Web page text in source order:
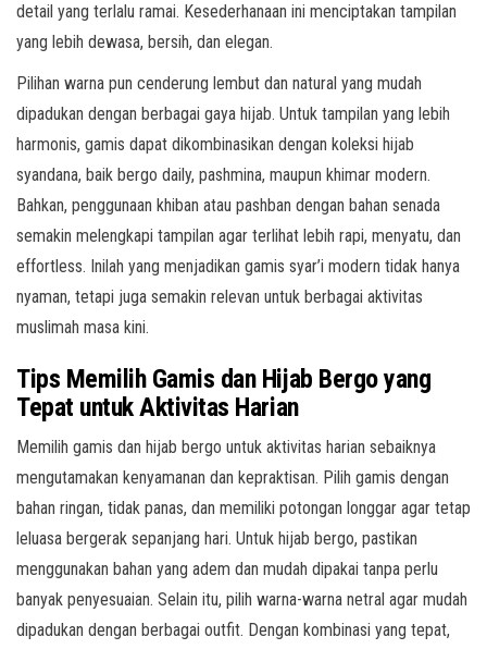
detail yang terlalu ramai. Kesederhanaan ini menciptakan tampilan
yang lebih dewasa, bersih, dan elegan.
Pilihan warna pun cenderung lembut dan natural yang mudah
dipadukan dengan berbagai gaya hijab. Untuk tampilan yang lebih
harmonis, gamis dapat dikombinasikan dengan koleksi hijab
syandana, baik bergo daily, pashmina, maupun khimar modern.
Bahkan, penggunaan khiban atau pashban dengan bahan senada
semakin melengkapi tampilan agar terlihat lebih rapi, menyatu, dan
effortless. Inilah yang menjadikan gamis syar’i modern tidak hanya
nyaman, tetapi juga semakin relevan untuk berbagai aktivitas
muslimah masa kini.
Tips Memilih Gamis dan Hijab Bergo yang
Tepat untuk Aktivitas Harian
Memilih gamis dan hijab bergo untuk aktivitas harian sebaiknya
mengutamakan kenyamanan dan kepraktisan. Pilih gamis dengan
bahan ringan, tidak panas, dan memiliki potongan longgar agar tetap
leluasa bergerak sepanjang hari. Untuk hijab bergo, pastikan
menggunakan bahan yang adem dan mudah dipakai tanpa perlu
banyak penyesuaian. Selain itu, pilih warna-warna netral agar mudah
dipadukan dengan berbagai outfit. Dengan kombinasi yang tepat,